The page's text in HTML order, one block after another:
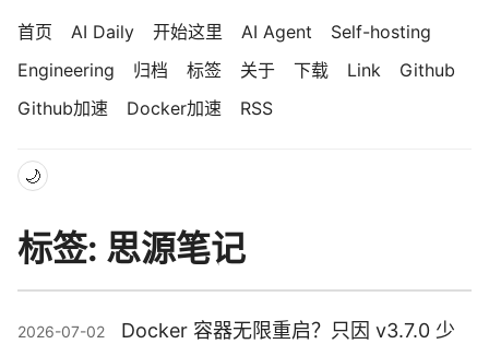
首页 AI Daily 开始这里 AI Agent
Self-hosting
Engineering
归档 标签 关于 下载 Link
Github
Github加速
Docker加速 RSS
🌙
标签: 思源笔记
2026-07-02
Docker 容器无限重启？只因 v3.7.0 少